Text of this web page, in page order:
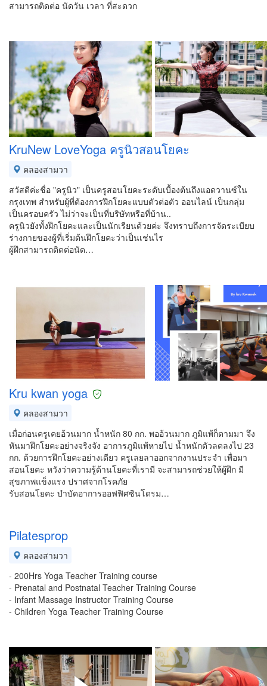
สามารถติดต่อ นัดวัน เวลา ที่สะดวก
KruNew LoveYoga ครูนิวสอนโยคะ
คลองสามวา
สวัสดีค่ะชื่อ "ครูนิว" เป็นครูสอนโยคะระดับเบื้องต้นถึงแอดวานซ์ใน
กรุงเทพ สำหรับผู้ที่ต้องการฝึกโยคะแบบตัวต่อตัว ออนไลน์ เป็นกลุ่ม
เป็นครอบครัว ไม่ว่าจะเป็นที่บริษัทหรือที่บ้าน..
ครูนิวยังทั้งฝึกโยคะและเป็นนักเรียนด้วยค่ะ จึงทราบถึงการจัดระเบียบ
ร่างกายของผู้ที่เริ่มต้นฝึกโยคะว่าเป็นเช่นไร
ผู้ฝึกสามารถติดต่อนัด…
Kru kwan yoga
คลองสามวา
เมื่อก่อนครูเคยอ้วนมาก น้ำหนัก 80 กก. พออ้วนมาก ภูมิแพ้ก็ตามมา จึง
หันมาฝึกโยคะอย่างจริงจัง อาการภูมิแพ้หายไป น้ำหนักตัวลดลงไป 23
กก. ด้วยการฝึกโยคะอย่างเดียว ครูเลยลาออกจากงานประจำ เพื่อมา
สอนโยคะ หวังว่าความรู้ด้านโยคะที่เรามี จะสามารถช่วยให้ผู้ฝึก มี
สุขภาพแข็งแรง ปราศจากโรคภัย
รับสอนโยคะ บำบัดอาการออฟฟิศซินโดรม…
Pilatesprop
คลองสามวา
- 200Hrs Yoga Teacher Training course
- Prenatal and Postnatal Teacher Training Course
- Infant Massage Instructor Training Course
- Children Yoga Teacher Training Course